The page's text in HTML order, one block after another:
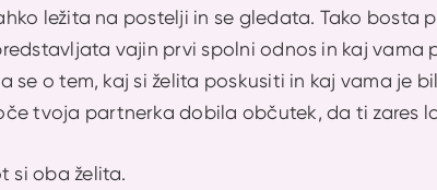
ležita na postelji in se gledata. Tako bosta
vajin prvi spolni odnos in kaj vama
se o tem, kaj si želita poskusiti in kaj vama je
tvoja partnerka dobila občutek, da ti zares
si oba želita.